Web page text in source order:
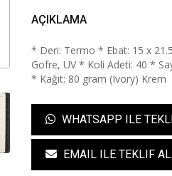
AÇIKLAMA
* Deri: Termo * Ebat: 15 x
Gofre, UV * Koli Adeti: 40 *
* Kağıt: 80 gram (Ivory) Krem
WHATSAPP ILE
EMAIL ILE TEKLIF AL